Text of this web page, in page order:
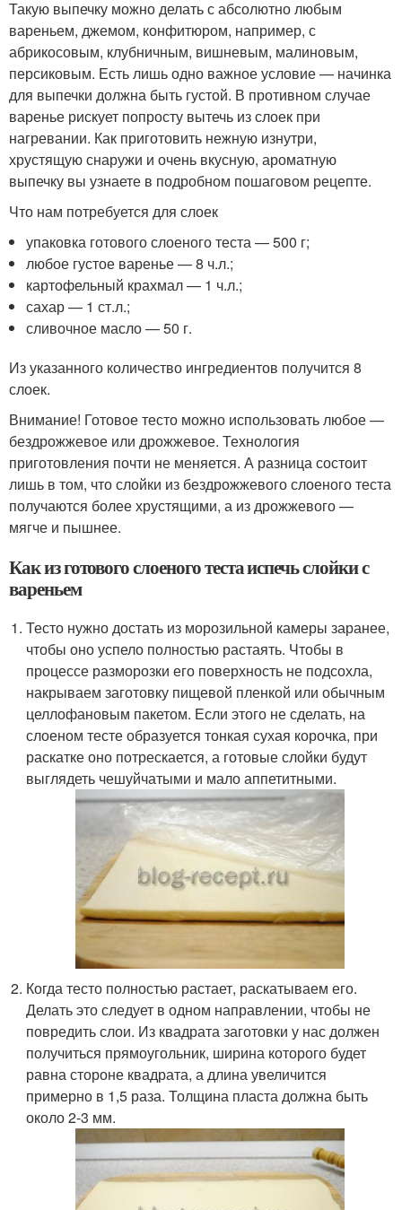
Такую выпечку можно делать с абсолютно любым
вареньем, джемом, конфитюром, например, с
абрикосовым, клубничным, вишневым, малиновым,
персиковым. Есть лишь одно важное условие — начинка
для выпечки должна быть густой. В противном случае
варенье рискует попросту вытечь из слоек при
нагревании. Как приготовить нежную изнутри,
хрустящую снаружи и очень вкусную, ароматную
выпечку вы узнаете в подробном пошаговом рецепте.
Что нам потребуется для слоек
упаковка готового слоеного теста — 500 г;
любое густое варенье — 8 ч.л.;
картофельный крахмал — 1 ч.л.;
сахар — 1 ст.л.;
сливочное масло — 50 г.
Из указанного количество ингредиентов получится 8
слоек.
Внимание! Готовое тесто можно использовать любое —
бездрожжевое или дрожжевое. Технология
приготовления почти не меняется. А разница состоит
лишь в том, что слойки из бездрожжевого слоеного теста
получаются более хрустящими, а из дрожжевого —
мягче и пышнее.
Как из готового слоеного теста испечь слойки с
вареньем
Тесто нужно достать из морозильной камеры заранее,
чтобы оно успело полностью растаять. Чтобы в
процессе разморозки его поверхность не подсохла,
накрываем заготовку пищевой пленкой или обычным
целлофановым пакетом. Если этого не сделать, на
слоеном тесте образуется тонкая сухая корочка, при
раскатке оно потрескается, а готовые слойки будут
выглядеть чешуйчатыми и мало аппетитными.
Когда тесто полностью растает, раскатываем его.
Делать это следует в одном направлении, чтобы не
повредить слои. Из квадрата заготовки у нас должен
получиться прямоугольник, ширина которого будет
равна стороне квадрата, а длина увеличится
примерно в 1,5 раза. Толщина пласта должна быть
около 2-3 мм.